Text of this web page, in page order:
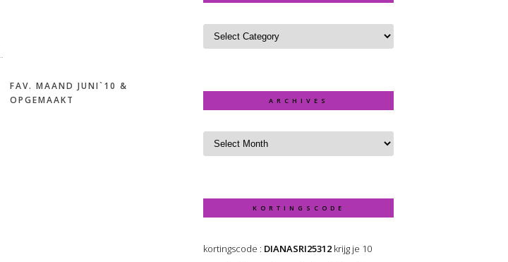
FAV. MAAND JUNI`10 &
OPGEMAAKT
ARCHIVES
KORTINGSCODE
kortingscode : DIANASRI25312 krijg je 10